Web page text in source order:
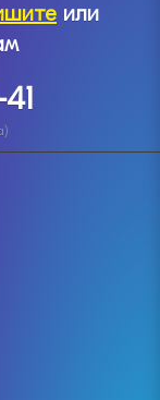
или